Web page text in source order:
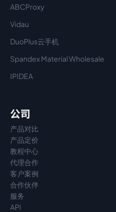
ABCProxy
Vidau
DuoPlus云手机
Spandex Material Wholesale​
IPIDEA
公司
产品对比
产品定价
教程中心
代理合作
客户案例
合作伙伴
服务
API